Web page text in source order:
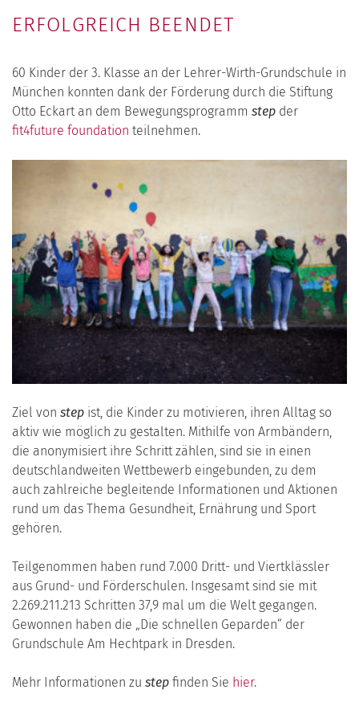
ERFOLGREICH BEENDET
60 Kinder der 3. Klasse an der Lehrer-Wirth-Grundschule in
München konnten dank der Förderung durch die Stiftung
Otto Eckart an dem Bewegungsprogramm step der
fit4future foundation teilnehmen.
Ziel von step ist, die Kinder zu motivieren, ihren Alltag so
aktiv wie möglich zu gestalten. Mithilfe von Armbändern,
die anonymisiert ihre Schritt zählen, sind sie in einen
deutschlandweiten Wettbewerb eingebunden, zu dem
auch zahlreiche begleitende Informationen und Aktionen
rund um das Thema Gesundheit, Ernährung und Sport
gehören.
Teilgenommen haben rund 7.000 Dritt- und Viertklässler
aus Grund- und Förderschulen. Insgesamt sind sie mit
2.269.211.213 Schritten 37,9 mal um die Welt gegangen.
Gewonnen haben die „Die schnellen Geparden“ der
Grundschule Am Hechtpark in Dresden.
Mehr Informationen zu step finden Sie hier.